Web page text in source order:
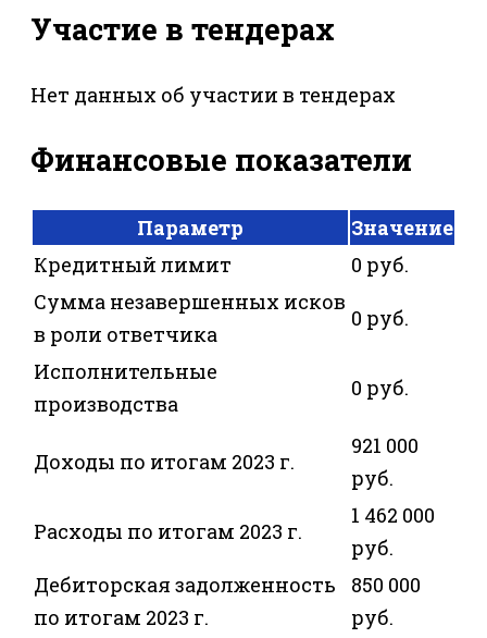
Участие в тендерах
Нет данных об участии в тендерах
Финансовые показатели
Параметр
Значение
Кредитный лимит
0 руб.
Сумма незавершенных исков
в роли ответчика
0 руб.
Исполнительные
производства
0 руб.
Доходы по итогам 2023 г.
921 000
руб.
Расходы по итогам 2023 г.
1 462 000
руб.
Дебиторская задолженность
по итогам 2023 г.
850 000
руб.